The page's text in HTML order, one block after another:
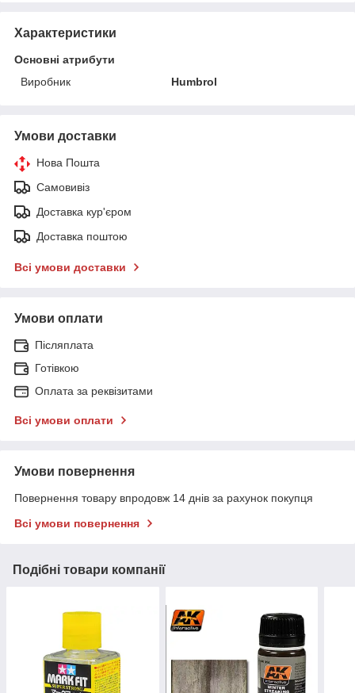
Характеристики
Основні атрибути
Виробник
Humbrol
Умови доставки
Нова Пошта
Самовивіз
Доставка кур'єром
Доставка поштою
Всі умови доставки
Умови оплати
Післяплата
Готівкою
Оплата за реквізитами
Всі умови оплати
Умови повернення
Повернення товару впродовж 14 днів за рахунок покупця
Всі умови повернення
Подібні товари компанії